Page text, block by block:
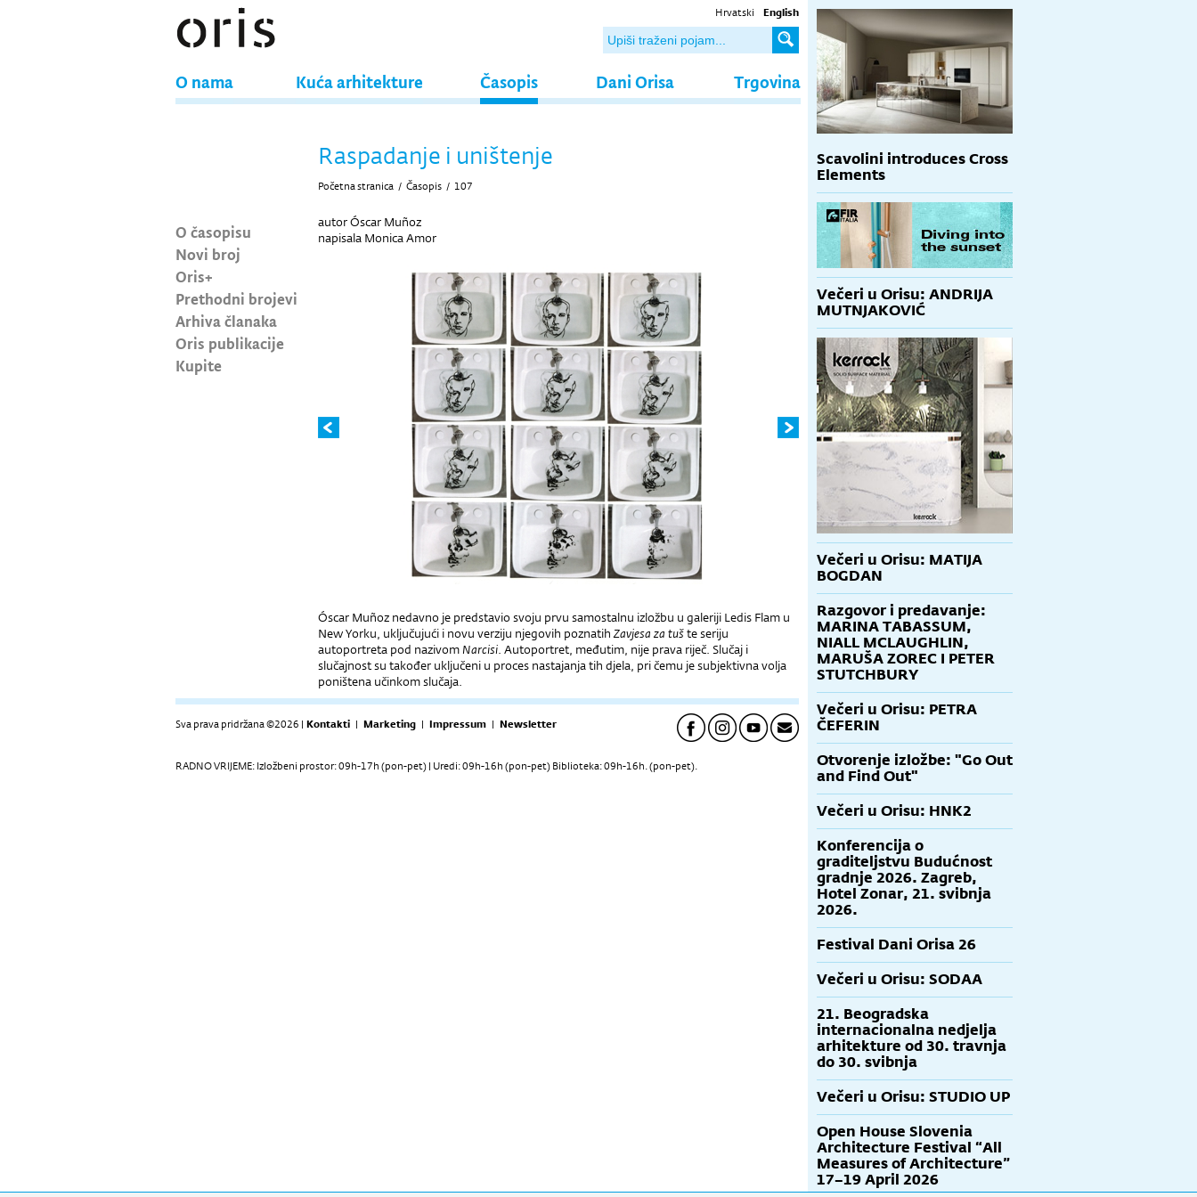
Hrvatski English
O nama Kuća arhitekture Časopis Dani Orisa Trgovina
O časopisu
Novi broj
Oris+
Prethodni brojevi
Arhiva članaka
Oris publikacije
Kupite
Raspadanje i uništenje
Početna stranica / Časopis / 107
autor Óscar Muñoz
napisala Monica Amor
Óscar Muñoz nedavno je predstavio svoju prvu samostalnu izložbu u galeriji Ledis Flam u
New Yorku, uključujući i novu verziju njegovih poznatihZavjesa za tušte seriju
autoportreta pod nazivom Narcisi. Autoportret, međutim, nije prava riječ. Slučaj i
slučajnost su također uključeni u proces nastajanja tih djela, pri čemu je subjektivna volja
poništena učinkom slučaja.
Sva prava pridržana ©2026 | Kontakti | Marketing | Impressum | Newsletter
RADNO VRIJEME: Izložbeni prostor: 09h-17h (pon-pet) | Uredi: 09h-16h (pon-pet) Biblioteka: 09h-16h. (pon-pet).
Scavolini introduces Cross
Elements
Večeri u Orisu: ANDRIJA
MUTNJAKOVIĆ
Večeri u Orisu: MATIJA
BOGDAN
Razgovor i predavanje:
MARINA TABASSUM,
NIALL MCLAUGHLIN,
MARUŠA ZOREC I PETER
STUTCHBURY
Večeri u Orisu: PETRA
ČEFERIN
Otvorenje izložbe: "Go Out
and Find Out"
Večeri u Orisu: HNK2
Konferencija o
graditeljstvu Budućnost
gradnje 2026. Zagreb,
Hotel Zonar, 21. svibnja
2026.
Festival Dani Orisa 26
Večeri u Orisu: SODAA
21. Beogradska
internacionalna nedjelja
arhitekture od 30. travnja
do 30. svibnja
Večeri u Orisu: STUDIO UP
Open House Slovenia
Architecture Festival “All
Measures of Architecture”
17–19 April 2026